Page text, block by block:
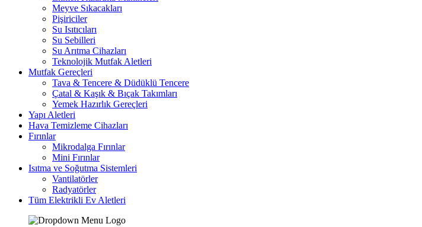
Meyve Sıkacakları
Pişiriciler
Su Isıtıcıları
Su Sebilleri
Su Arıtma Cihazları
Teknolojik Mutfak Aletleri
Mutfak Gereçleri
Tava & Tencere & Düdüklü Tencere
Çatal & Kaşık & Bıçak Takımları
Yemek Hazırlık Gereçleri
Yapı Aletleri
Hava Temizleme Cihazları
Fırınlar
Mikrodalga Fırınlar
Mini Fırınlar
Isıtma ve Soğutma Sistemleri
Vantilatörler
Radyatörler
Tüm Elektrikli Ev Aletleri